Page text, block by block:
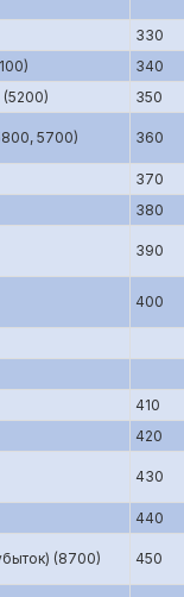
330
340
350
5700) 360
370
380
390
400
410
420
430
440
(8700) 450